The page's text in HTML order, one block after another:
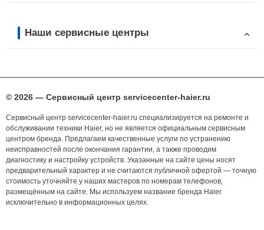
Наши сервисные центры
© 2026 — Сервисный центр servicecenter-haier.ru
Сервисный центр servicecenter-haier.ru специализируется на ремонте и
обслуживании техники Haier, но не является официальным сервисным
центром бренда. Предлагаем качественные услуги по устранению
неисправностей после окончания гарантии, а также проводим
диагностику и настройку устройств. Указанные на сайте цены носят
предварительный характер и не считаются публичной офертой — точную
стоимость уточняйте у наших мастеров по номерам телефонов,
размещённым на сайте. Мы используем название бренда Haier
исключительно в информационных целях.